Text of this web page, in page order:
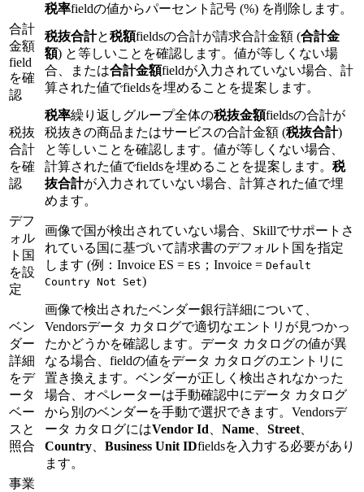
税率fieldの値からパーセント記号 (%) を削除します。
合計
金額
field
を確
認
税抜合計と税額fieldsの合計が請求合計金額 (合計金
額) と等しいことを確認します。値が等しくない場
合、または合計金額fieldが入力されていない場合、計
算された値でfieldsを埋めることを提案します。
税抜
合計
を確
認
税率繰り返しグループ全体の税抜金額fieldsの合計が
税抜きの商品またはサービスの合計金額 (税抜合計)
と等しいことを確認します。値が等しくない場合、
計算された値でfieldsを埋めることを提案します。 税
抜合計が入力されていない場合、計算された値で埋
めます。
デフ
ォル
ト国
を設
定
画像で国が検出されていない場合、Skillでサポートさ
れている国に基づいて請求書のデフォルト国を指定
します (例：Invoice ES = ES ；Invoice = Default
Country Not Set)
ベン
ダー
詳細
をデ
ータ
ベー
スと
照合
画像で検出されたベンダー銀行詳細について、
Vendorsデータ カタログで適切なエントリが見つかっ
たかどうかを確認します。データ カタログの値が異
なる場合、fieldの値をデータ カタログのエントリに
置き換えます。ベンダーが正しく検出されなかった
場合、オペレーターは手動確認中にデータ カタログ
から別のベンダーを手動で選択できます。Vendorsデ
ータ カタログにはVendor Id Name Street
Country
Business Unit IDfieldsを入力する必要があり
ます。
事業